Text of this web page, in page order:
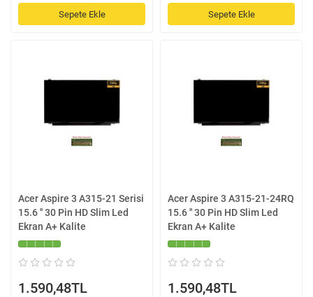
Sepete Ekle Sepete Ekle
Acer Aspire 3 A315-21 Serisi
15.6 '' 30 Pin HD Slim Led
Ekran A+ Kalite
1.590,48TL
Acer Aspire 3 A315-21-24RQ
15.6 '' 30 Pin HD Slim Led
Ekran A+ Kalite
1.590,48TL